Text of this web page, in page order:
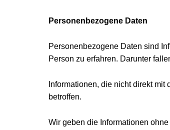
Personenbezogene Daten
Personenbezogene Daten sind
Person zu erfahren. Darunter
Informationen, die nicht direkt
betroffen.
Wir geben die Informationen